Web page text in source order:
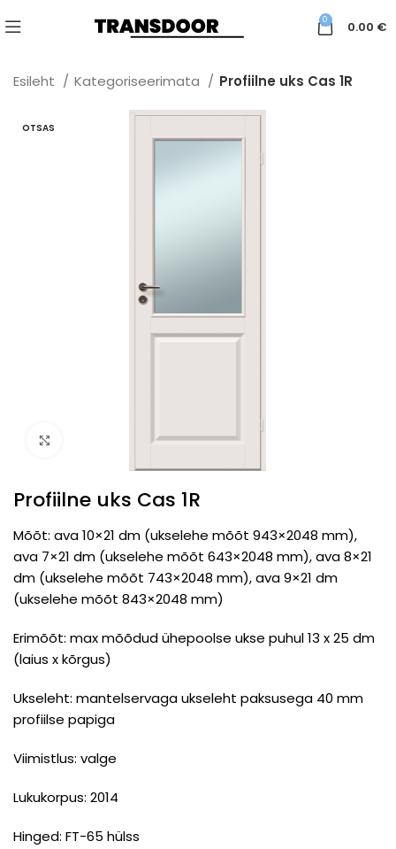
0 0.00 €
Esileht Kategoriseerimata Profiilne uks Cas 1R
OTSAS
Click to enlarge
Profiilne uks Cas 1R
Mõõt: ava 10×21 dm (ukselehe mõõt 943×2048 mm),
ava 7×21 dm (ukselehe mõõt 643×2048 mm), ava 8×21
dm (ukselehe mõõt 743×2048 mm), ava 9×21 dm
(ukselehe mõõt 843×2048 mm)
Erimõõt: max mõõdud ühepoolse ukse puhul 13 x 25 dm
(laius x kõrgus)
Ukseleht: mantelservaga ukseleht paksusega 40 mm
profiilse papiga
Viimistlus: valge
Lukukorpus: 2014
Hinged: FT-65 hülss